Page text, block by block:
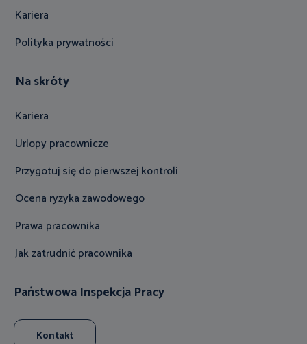
Kariera
Polityka prywatności
Na skróty
Kariera
Urlopy pracownicze
Przygotuj się do pierwszej kontroli
Ocena ryzyka zawodowego
Prawa pracownika
Jak zatrudnić pracownika
Państwowa Inspekcja Pracy
Kontakt